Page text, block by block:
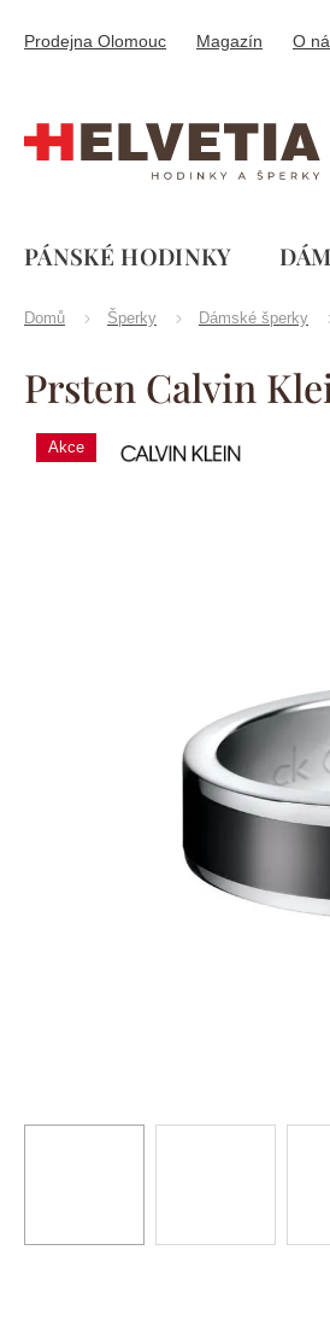
obsah
Prodejna Olomouc Magazín O
PÁNSKÉ HODINKY
Domů Šperky Dámské šperky
Prsten Calvin
Akce Značka:
Calvin
Klein